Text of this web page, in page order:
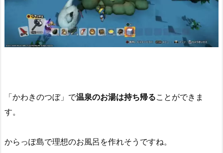
「かわきのつぼ」で温泉のお湯は持ち帰ることができま
す。
からっぽ島で理想のお風呂を作れそうですね。